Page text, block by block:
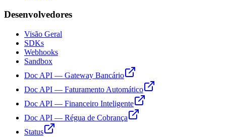
Desenvolvedores
Visão Geral
SDKs
Webhooks
Sandbox
Doc API — Gateway Bancário
Doc API — Faturamento Automático
Doc API — Financeiro Inteligente
Doc API — Régua de Cobrança
Status